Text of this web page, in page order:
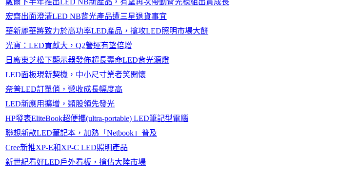
戴爾下半年推出LED NB新產品，有望再次帶動背光模組出貨成長
宏齊出面澄清LED NB背光產品遭三星退貨事宜
華新麗華將致力於高功率LED產品，搶攻LED照明市場大餅
光寶：LED貢獻大，Q2營運有望倍增
日廠東芝松下顯示器發佈超長壽命LED背光源燈
LED面板現新契機，中小尺寸業者笑開懷
奈普LED訂單俏，營收成長幅度高
LED新應用擴增，類股領先發光
HP發表EliteBook超便攜(ultra-portable) LED筆記型電腦
聯想新款LED筆記本，加熱「Netbook」普及
Cree新推XP-E和XP-C LED照明產品
新世紀看好LED戶外看板，搶佔大陸市場